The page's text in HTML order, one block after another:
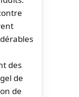
des
de
de